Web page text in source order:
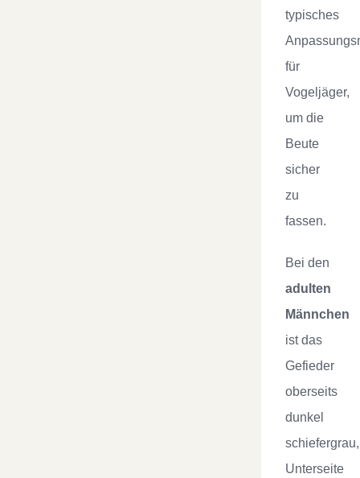
typisches
für
Vogeljäger,
um die
Beute
sicher
zu
fassen.
Bei den
adulten
Männchen
ist das
Gefieder
oberseits
dunkel
schiefergrau,
Unterseite